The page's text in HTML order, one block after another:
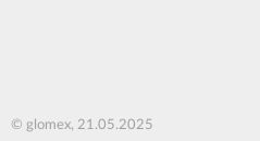
© glomex, 21.05.2025